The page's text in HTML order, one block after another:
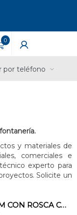
0
por teléfono
y materiales de
comerciales e
experto para
Solicite un
TAPÓN (CON TOPE) M CON ROSCA CÓNICA 1.1/2